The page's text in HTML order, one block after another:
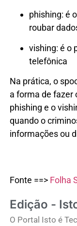
phishing: é
roubar
vishing: é o
telefônica
Na prática, o
a forma de fazer
phishing e o
quando o
informações ou
Fonte ==> Folha
Edição -
O Portal Isto é